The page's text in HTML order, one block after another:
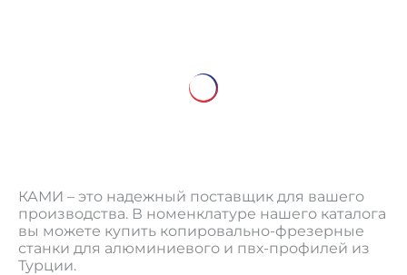
КАМИ – это надежный поставщик для вашего
производства. В номенклатуре нашего каталога
вы можете купить копировально-фрезерные
станки для алюминиевого и пвх-профилей из
Турции.